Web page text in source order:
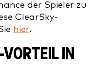
der Spieler zu
ClearSky-
hier.
IN